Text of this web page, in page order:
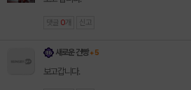
댓글 0 개 신고
새로운 건빵 + 5
보고갑니다.